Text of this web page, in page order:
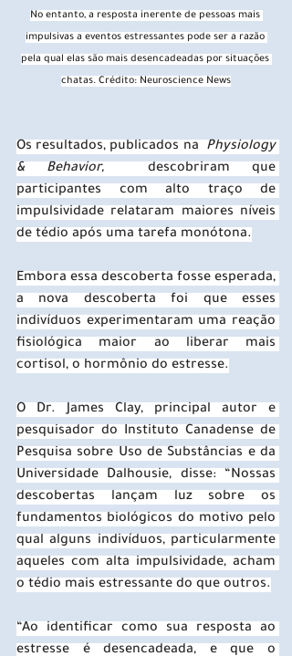
No entanto, a resposta inerente de pessoas mais
impulsivas a eventos estressantes pode ser a razão
pela qual elas são mais desencadeadas por situações
chatas. Crédito: Neuroscience News
Os resultados, publicados na Physiology
& Behavior, descobriram que
participantes com alto traço de
impulsividade relataram maiores níveis
de tédio após uma tarefa monótona.
Embora essa descoberta fosse esperada,
a nova descoberta foi que esses
indivíduos experimentaram uma reação
fisiológica maior ao liberar mais
cortisol, o hormônio do estresse.
O Dr. James Clay, principal autor e
pesquisador do Instituto Canadense de
Pesquisa sobre Uso de Substâncias e da
Universidade Dalhousie, disse: “Nossas
descobertas lançam luz sobre os
fundamentos biológicos do motivo pelo
qual alguns indivíduos, particularmente
aqueles com alta impulsividade, acham
o tédio mais estressante do que outros.
“Ao identificar como sua resposta ao
estresse é desencadeada, e que o